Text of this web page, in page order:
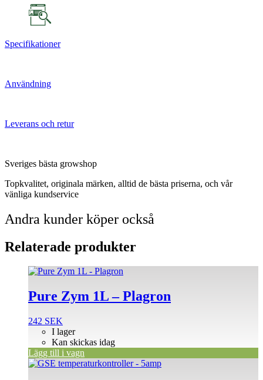
Specifikationer
Användning
Leverans och retur
Sveriges bästa growshop
Topkvalitet, originala märken, alltid de bästa priserna, och vår
vänliga kundservice
Andra kunder köper också
Relaterade produkter
Pure Zym 1L – Plagron
242 SEK
I lager
Kan skickas idag
Lägg till i vagn